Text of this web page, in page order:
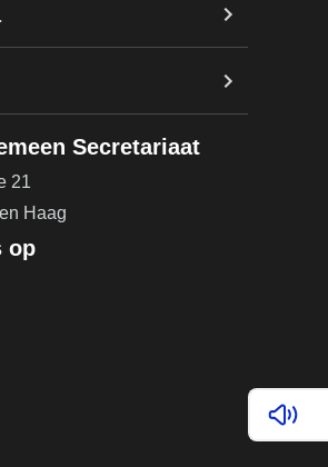
Lees
Secretariaat
21
Haag
op
Facebook pagina (opent in nieuw
X pagina (opent in nieuw tabblad)
onze LinkedIn pagina (opent in nieuw
onze Instagram pagina (opent in
onze YouTube pagina (opent in